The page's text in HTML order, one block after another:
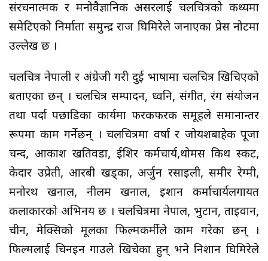
संरचनात्मक र मनोवैज्ञानिक असरलाई चलचित्रको कथ्यमा
समेटिएको निर्माता समुन्द्र राज घिमिरेले जनाएका प्रेस नोटमा
उल्लेख छ ।
चलचित्र नेपाली र अंग्रेजी गरी दुई भाषामा चलचित्र खिचिएको
बताएका छन् । चलचित्र सम्पादन, ध्वनि, संगीत, रंग संयोजन
तथा पर्दा पछाडिका कार्यमा फरकफरक समूहले समानान्तर
रूपमा काम गर्नेछन् । चलचित्रमा वर्षा र जोयशबाहेक पूजा
चन्द, आकाश खतिवडा, ईशिर कर्मचार्य,थोमस किथ स्कट,
केदार उप्रेती, आरबी खड्का, अर्जुन रसाइली, समीर रेग्मी,
मनोरथ खनाल, नीलम खनाल, इशान कर्माचार्यलगायत
कलाकारको अभिनय छ । चलचित्रमा नेपाल, भुटान, ताइवान,
चीन, मेक्सिको मूलका फिल्मकर्मीले काम गरेका छन् ।
फिल्मलाई चिनइन गाउले खिचेका हुन् भने निशान घिमिरेले